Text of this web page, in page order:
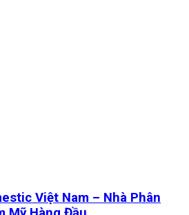
Việt Nam – Nhà Phân